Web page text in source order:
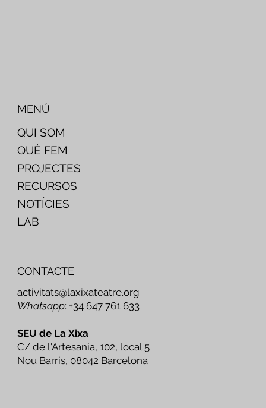
QUI SOM
QUÈ FEM
PROJECTES
RECURSOS
NOTÍCIES
LAB
MENÚ
CONTACTE
activitats@laxixateatre.org
Whatsapp: +34 647 761 633
SEU de La Xixa
C/ de l'Artesania, 102, local 5
Nou Barris, 08042 Barcelona